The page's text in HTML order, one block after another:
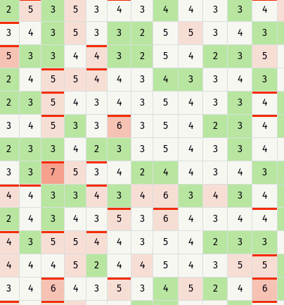
2 5 3 5 3 4 3 4 4 3 3 4
3 4 3 5 3 3 2 5 5 3 4 3
5 3 3 4 4 3 2 5 4 2 3 5
2 4 5 5 4 4 3 4 3 3 4 3
2 3 5 4 3 4 3 5 4 3 3 4
3 4 5 3 3 6 3 5 4 2 3 4
2 3 3 4 2 3 3 5 4 3 3 4
3 3 7 5 3 4 2 4 4 3 4 3
4 4 3 3 4 3 4 6 3 4 3 4
2 4 3 4 3 5 3 6 4 3 4 4
4 3 5 5 4 4 3 5 4 2 3 3
4 4 4 5 2 4 4 5 4 3 5 5
3 4 6 4 3 5 3 4 5 2 4 6